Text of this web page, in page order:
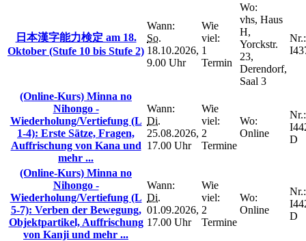
日本漢字能力検定 am 18.
Oktober (Stufe 10 bis Stufe 2)
Wann:
So.
18.10.2026,
9.00 Uhr
Wie
viel:
1
Termin
Wo:
vhs, Haus
H,
Yorckstr.
23,
Derendorf,
Saal 3
Nr.:
(Online-Kurs) Minna no
Nihongo -
Wiederholung/Vertiefung (L
1-4): Erste Sätze, Fragen,
Auffrischung von Kana und
mehr ...
Wann:
Di.
25.08.2026,
17.00 Uhr
Wie
viel:
2
Termine
Wo:
Online
Nr.:
D
(Online-Kurs) Minna no
Nihongo -
Wiederholung/Vertiefung (L
5-7): Verben der Bewegung,
Objektpartikel, Auffrischung
von Kanji und mehr ...
Wann:
Di.
01.09.2026,
17.00 Uhr
Wie
viel:
2
Termine
Wo:
Online
Nr.:
D